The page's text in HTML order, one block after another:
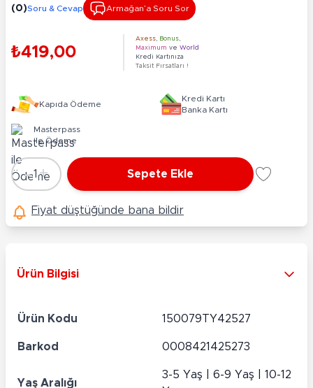
(0)Soru & Cevap Armağan’a Soru Sor
₺419,00
Axess Bonus
Maximum ve World
Kredi Kartınıza
Taksit Fırsatları !
Kapıda Ödeme
Kredi Kartı
Banka Kartı
Masterpass
ile Ödeme
Adet
-1 + Sepete Ekle
Fiyat düştüğünde bana bildir
Ürün Bilgisi
Ürün Kodu 150079TY42527
Barkod 0008421425273
Yaş Aralığı
3-5 Yaş | 6-9 Yaş | 10-12